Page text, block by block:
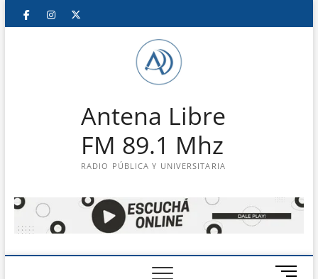
Saltar
FacebookInstagram
Antena Libre
FM 89.1 Mhz
RADIO PÚBLICA Y UNIVERSITARIA
B